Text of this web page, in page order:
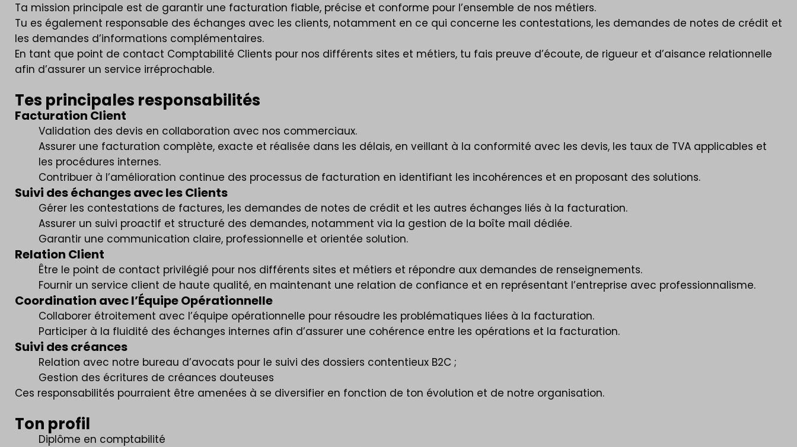
Ta mission principale est de garantir une facturation fiable, précise et conforme pour l’ensemble de nos métiers.
Tu es également responsable des échanges avec les clients, notamment en ce qui concerne les contestations, les demandes de notes de crédit et
les demandes d’informations complémentaires.
En tant que point de contact Comptabilité Clients pour nos différents sites et métiers, tu fais preuve d’écoute, de rigueur et d’aisance relationnelle
afin d’assurer un service irréprochable.
Tes principales responsabilités
Facturation Client
Validation des devis en collaboration avec nos commerciaux.
Assurer une facturation complète, exacte et réalisée dans les délais, en veillant à la conformité avec les devis, les taux de TVA applicables et
les procédures internes.
Contribuer à l’amélioration continue des processus de facturation en identifiant les incohérences et en proposant des solutions.
Suivi des échanges avec les Clients
Gérer les contestations de factures, les demandes de notes de crédit et les autres échanges liés à la facturation.
Assurer un suivi proactif et structuré des demandes, notamment via la gestion de la boîte mail dédiée.
Garantir une communication claire, professionnelle et orientée solution.
Relation Client
Être le point de contact privilégié pour nos différents sites et métiers et répondre aux demandes de renseignements.
Fournir un service client de haute qualité, en maintenant une relation de confiance et en représentant l’entreprise avec professionnalisme.
Coordination avec l’Équipe Opérationnelle
Collaborer étroitement avec l’équipe opérationnelle pour résoudre les problématiques liées à la facturation.
Participer à la fluidité des échanges internes afin d’assurer une cohérence entre les opérations et la facturation.
Suivi des créances
Relation avec notre bureau d’avocats pour le suivi des dossiers contentieux B2C ;
Gestion des écritures de créances douteuses
Ces responsabilités pourraient être amenées à se diversifier en fonction de ton évolution et de notre organisation.
Ton profil
Diplôme en comptabilité